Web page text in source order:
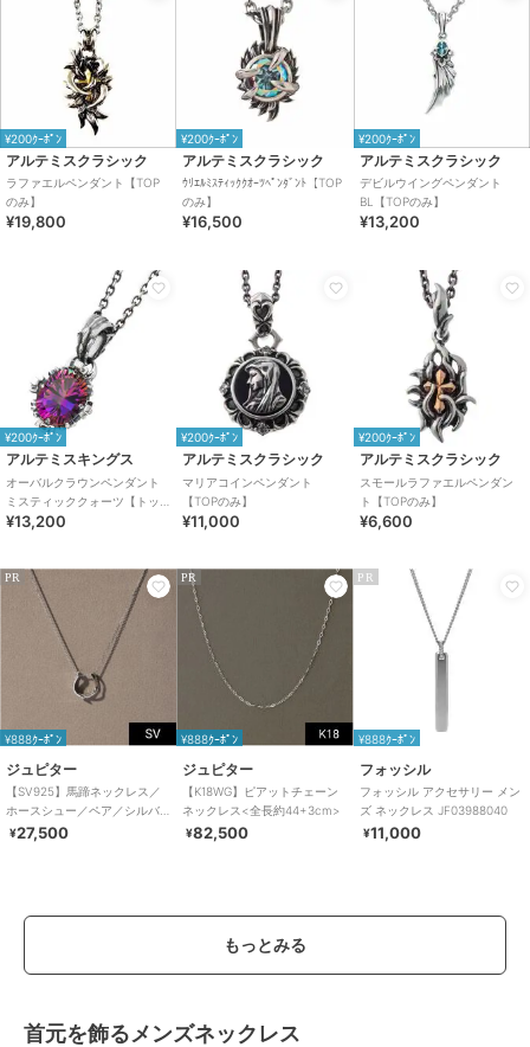
¥200ｸｰﾎﾟﾝ
アルテミスクラシック
ラファエルペンダント【TOP
のみ】
¥19,800
¥200ｸｰﾎﾟﾝ
アルテミスクラシック
ｳﾘｴﾙﾐｽﾃｨｯｸｸｵｰﾂﾍﾟﾝﾀﾞﾝﾄ【TOP
のみ】
¥16,500
¥200ｸｰﾎﾟﾝ
アルテミスクラシック
デビルウイングペンダント
BL【TOPのみ】
¥13,200
¥200ｸｰﾎﾟﾝ
アルテミスキングス
オーバルクラウンペンダント
ミスティッククォーツ【トッ
プのみ】
¥13,200
¥200ｸｰﾎﾟﾝ
アルテミスクラシック
マリアコインペンダント
【TOPのみ】
¥11,000
¥200ｸｰﾎﾟﾝ
アルテミスクラシック
スモールラファエルペンダン
ト【TOPのみ】
¥6,600
PR
¥888ｸｰﾎﾟﾝ
ジュピター
【SV925】馬蹄ネックレス／
ホースシュー／ペア／シルバ
ー
¥27,500
PR
¥888ｸｰﾎﾟﾝ
ジュピター
【K18WG】ピアットチェーン
ネックレス<全長約44+3cm>
¥82,500
PR
¥888ｸｰﾎﾟﾝ
フォッシル
フォッシル アクセサリー メン
ズ ネックレス JF03988040
¥11,000
もっとみる
首元を飾るメンズネックレス